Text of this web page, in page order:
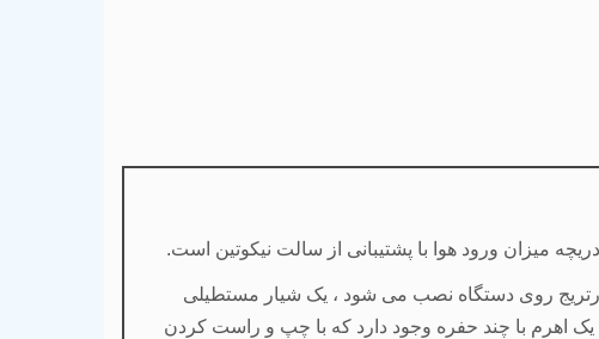
روی دستگاه نصب می شود ، یک شیار مستطیلی
، یک اهرم با چند حفره وجود دارد که با چپ و راست کردن